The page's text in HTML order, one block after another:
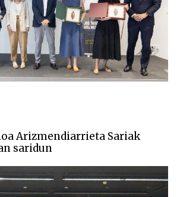
Arizmendiarrieta Sariak
saridun